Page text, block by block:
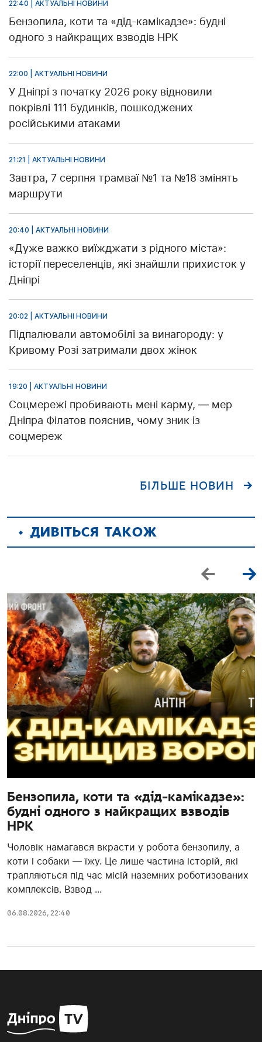
22:40 | АКТУАЛЬНІ НОВИНИ
Бензопила, коти та «дід-камікадзе»: будні
одного з найкращих взводів НРК
22:00 | АКТУАЛЬНІ НОВИНИ
У Дніпрі з початку 2026 року відновили
покрівлі 111 будинків, пошкоджених
російськими атаками
21:21 | АКТУАЛЬНІ НОВИНИ
Завтра, 7 серпня трамваї №1 та №18 змінять
маршрути
20:40 | АКТУАЛЬНІ НОВИНИ
«Дуже важко виїжджати з рідного міста»:
історії переселенців, які знайшли прихисток у
Дніпрі
20:02 | АКТУАЛЬНІ НОВИНИ
Підпалювали автомобілі за винагороду: у
Кривому Розі затримали двох жінок
19:20 | АКТУАЛЬНІ НОВИНИ
Соцмережі пробивають мені карму, — мер
Дніпра Філатов пояснив, чому зник із
соцмереж
БІЛЬШЕ НОВИН
ДИВІТЬСЯ ТАКОЖ
Бензопила, коти та «дід-камікадзе»:
будні одного з найкращих взводів
НРК
Чоловік намагався вкрасти у робота бензопилу, а
коти і собаки — їжу. Це лише частина історій, які
трапляються під час місій наземних роботизованих
комплексів. Взвод ...
06.08.2026, 22:40